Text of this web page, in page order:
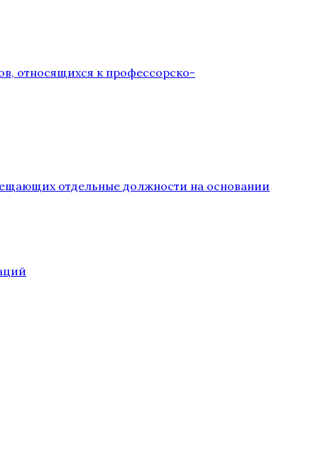
относящихся к профессорско-
отдельные должности на основании